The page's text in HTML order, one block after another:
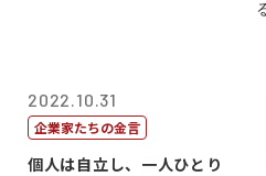
2022.10.31
企業家たちの金言
個人は自立し、一人ひとり